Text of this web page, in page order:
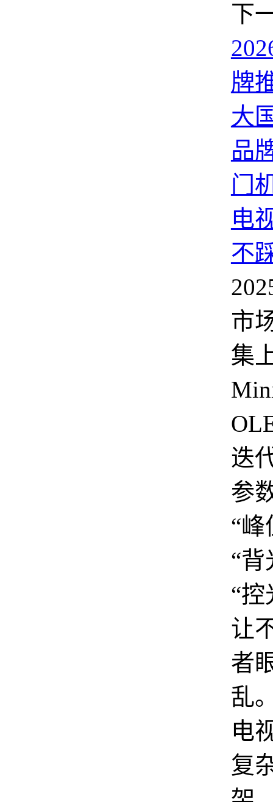
下
牌
大
品
门
电
不
市
集
迭
参
“峰
“背
“控
让
者
乱
电
复